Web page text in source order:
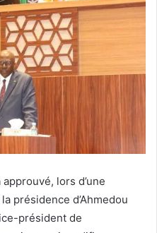
approuvé, lors d’une
présidence d’Ahmedou
président de